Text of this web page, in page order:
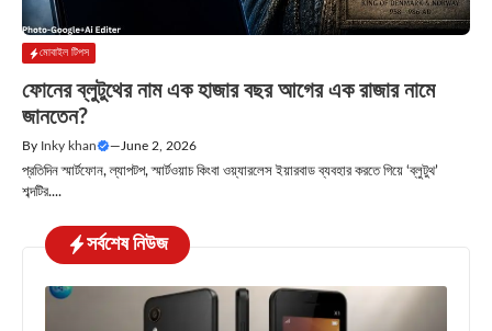
মোবাইল টিপস
ফোনের ব্লুটুথের নাম এক হাজার বছর আগের এক রাজার নামে
জানতেন?
By Inky khan — June 2, 2026
প্রতিদিন স্মার্টফোন, ল্যাপটপ, স্মার্টওয়াচ কিংবা ওয়্যারলেস ইয়ারবাড ব্যবহার করতে গিয়ে ‘ব্লুটুথ’
শব্দটির....
সর্বশেষ নিউজ